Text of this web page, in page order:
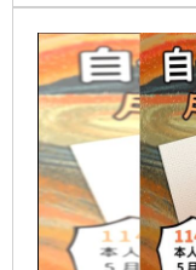
宜許多，所以許
口數量不斷攀升